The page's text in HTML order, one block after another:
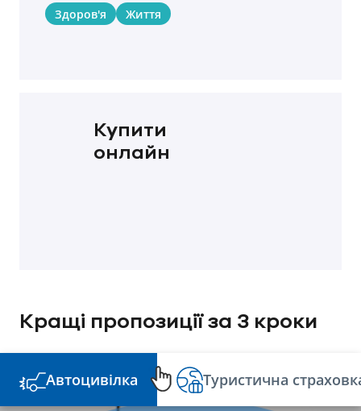
Здоров'я Життя
Купити
онлайн
Кращі пропозиції за З кроки
Автоцивілка Туристична